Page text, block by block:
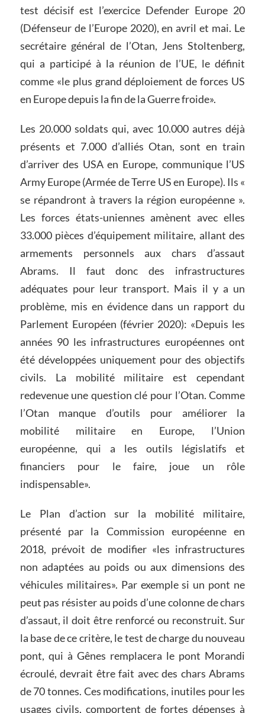
test décisif est l’exercice Defender Europe 20
(Défenseur de l’Europe 2020), en avril et mai. Le
secrétaire général de l’Otan, Jens Stoltenberg,
qui a participé à la réunion de l’UE, le définit
comme «le plus grand déploiement de forces US
en Europe depuis la fin de la Guerre froide».
Les 20.000 soldats qui, avec 10.000 autres déjà
présents et 7.000 d’alliés Otan, sont en train
d’arriver des USA en Europe, communique l’US
Army Europe (Armée de Terre US en Europe). Ils «
se répandront à travers la région européenne ».
Les forces états-uniennes amènent avec elles
33.000 pièces d’équipement militaire, allant des
armements personnels aux chars d’assaut
Abrams. Il faut donc des infrastructures
adéquates pour leur transport. Mais il y a un
problème, mis en évidence dans un rapport du
Parlement Européen (février 2020): «Depuis les
années 90 les infrastructures européennes ont
été développées uniquement pour des objectifs
civils. La mobilité militaire est cependant
redevenue une question clé pour l’Otan. Comme
l’Otan manque d’outils pour améliorer la
mobilité militaire en Europe, l’Union
européenne, qui a les outils législatifs et
financiers pour le faire, joue un rôle
indispensable».
Le Plan d’action sur la mobilité militaire,
présenté par la Commission européenne en
2018, prévoit de modifier «les infrastructures
non adaptées au poids ou aux dimensions des
véhicules militaires». Par exemple si un pont ne
peut pas résister au poids d’une colonne de chars
d’assaut, il doit être renforcé ou reconstruit. Sur
la base de ce critère, le test de charge du nouveau
pont, qui à Gênes remplacera le pont Morandi
écroulé, devrait être fait avec des chars Abrams
de 70 tonnes. Ces modifications, inutiles pour les
usages civils, comportent de fortes dépenses à